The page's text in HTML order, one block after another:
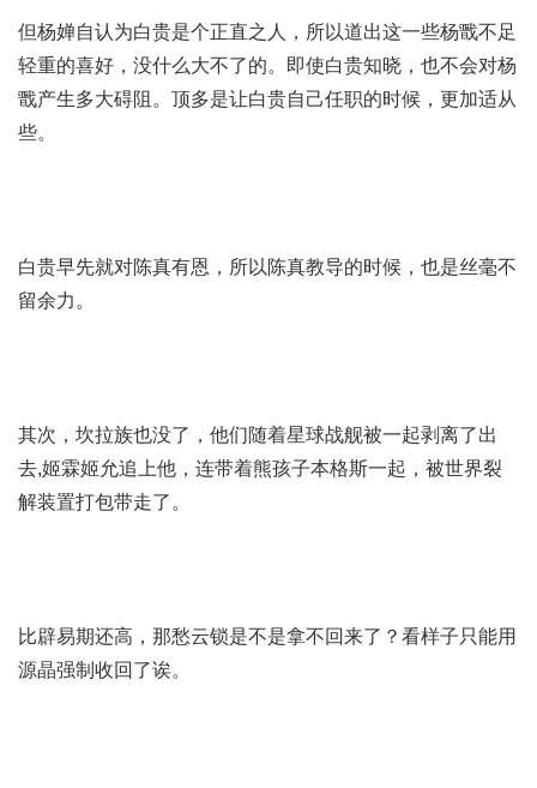
但杨婵自认为白贵是个正直之人，所以道出这一些杨戬不足
轻重的喜好，没什么大不了的。即使白贵知晓，也不会对杨
戬产生多大碍阻。顶多是让白贵自己任职的时候，更加适从
些。
白贵早先就对陈真有恩，所以陈真教导的时候，也是丝毫不
留余力。
其次，坎拉族也没了，他们随着星球战舰被一起剥离了出
去,姬霖姬允追上他 ，连带着熊孩子本格斯一起，被世界裂
解装置打包带走了。
比辟易期还高，那愁云锁是不是拿不回来了？看样子只能用
源晶强制收回了诶。